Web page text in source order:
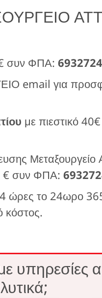
συν ΦΠΑ:
email για
με πιεστικό
Μεταξουργείο
€ συν ΦΠΑ:
ώρες το 24ωρο
κόστος.